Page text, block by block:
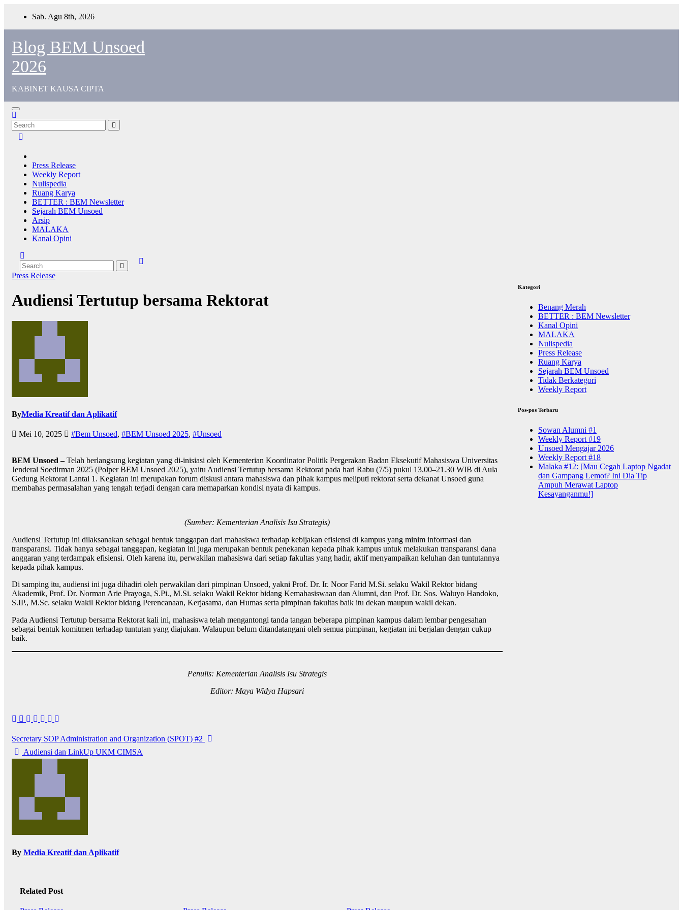
Sab. Agu 8th, 2026
Blog BEM Unsoed
2026
KABINET KAUSA CIPTA
Press Release
Weekly Report
Nulispedia
Ruang Karya
BETTER : BEM Newsletter
Sejarah BEM Unsoed
Arsip
MALAKA
Kanal Opini
Press Release
Audiensi Tertutup bersama Rektorat
ByMedia Kreatif dan Aplikatif
Mei 10, 2025 #Bem Unsoed, #BEM Unsoed 2025, #Unsoed
BEM Unsoed –Telah berlangsung kegiatan yang di-inisiasi oleh Kementerian Koordinator Politik Pergerakan Badan Eksekutif Mahasiswa Universitas
Jenderal Soedirman 2025 (Polper BEM Unsoed 2025), yaitu Audiensi Tertutup bersama Rektorat pada hari Rabu (7/5) pukul 13.00–21.30 WIB di Aula
Gedung Rektorat Lantai 1. Kegiatan ini merupakan forum diskusi antara mahasiswa dan pihak kampus meliputi rektorat serta dekanat Unsoed guna
membahas permasalahan yang tengah terjadi dengan cara memaparkan kondisi nyata di kampus.
(Sumber: Kementerian Analisis Isu Strategis)
Audiensi Tertutup ini dilaksanakan sebagai bentuk tanggapan dari mahasiswa terhadap kebijakan efisiensi di kampus yang minim informasi dan
transparansi. Tidak hanya sebagai tanggapan, kegiatan ini juga merupakan bentuk penekanan kepada pihak kampus untuk melakukan transparansi dana
anggaran yang terdampak efisiensi. Oleh karena itu, perwakilan mahasiswa dari setiap fakultas yang hadir, aktif menyampaikan keluhan dan tuntutannya
kepada pihak kampus.
Di samping itu, audiensi ini juga dihadiri oleh perwakilan dari pimpinan Unsoed, yakni Prof. Dr. Ir. Noor Farid M.Si. selaku Wakil Rektor bidang
Akademik, Prof. Dr. Norman Arie Prayoga, S.Pi., M.Si. selaku Wakil Rektor bidang Kemahasiswaan dan Alumni, dan Prof. Dr. Sos. Waluyo Handoko,
S.IP., M.Sc. selaku Wakil Rektor bidang Perencanaan, Kerjasama, dan Humas serta pimpinan fakultas baik itu dekan maupun wakil dekan.
Pada Audiensi Tertutup bersama Rektorat kali ini, mahasiswa telah mengantongi tanda tangan beberapa pimpinan kampus dalam lembar pengesahan
sebagai bentuk komitmen terhadap tuntutan yang diajukan. Walaupun belum ditandatangani oleh semua pimpinan, kegiatan ini berjalan dengan cukup
baik.
Penulis: Kementerian Analisis Isu Strategis
Editor: Maya Widya Hapsari
Secretary SOP Administration and Organization (SPOT) #2
Audiensi dan LinkUp UKM CIMSA
By Media Kreatif dan Aplikatif
Related Post
Kategori
Benang Merah
BETTER : BEM Newsletter
Kanal Opini
MALAKA
Nulispedia
Press Release
Ruang Karya
Sejarah BEM Unsoed
Tidak Berkategori
Weekly Report
Pos-pos Terbaru
Sowan Alumni #1
Weekly Report #19
Unsoed Mengajar 2026
Weekly Report #18
Malaka #12: [Mau Cegah Laptop Ngadat
dan Gampang Lemot? Ini Dia Tip
Ampuh Merawat Laptop
Kesayanganmu!]